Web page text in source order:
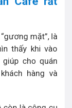
mặt”, là
thấy khi vào
cho quán
hàng và